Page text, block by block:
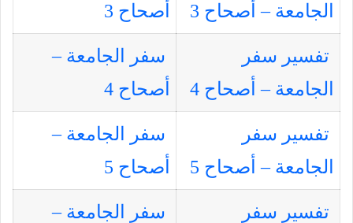
الجامعة – أصحاح 3
أصحاح 3
تفسير سفر
الجامعة – أصحاح 4
سفر الجامعة –
أصحاح 4
تفسير سفر
الجامعة – أصحاح 5
سفر الجامعة –
أصحاح 5
تفسير سفر
سفر الجامعة –